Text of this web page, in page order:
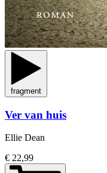
fragment
Ver van huis
Ellie Dean
€ 22,99